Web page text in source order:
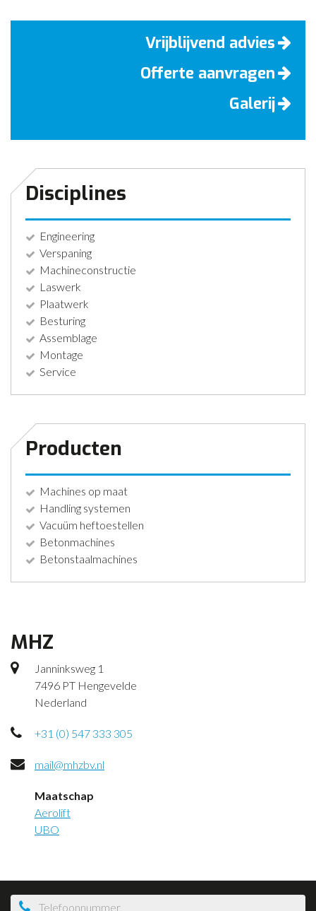
Vrijblijvend advies
Offerte aanvragen
Galerij
Disciplines
Engineering
Verspaning
Machineconstructie
Laswerk
Plaatwerk
Besturing
Assemblage
Montage
Service
Producten
Machines op maat
Handling systemen
Vacuüm heftoestellen
Betonmachines
Betonstaalmachines
MHZ
Janninksweg 1
7496 PT Hengevelde
Nederland
+31 (0) 547 333 305
mail@mhzbv.nl
Maatschap
Aerolift
UBO